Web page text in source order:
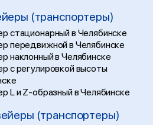
(транспортеры)
стационарный в Челябинске
передвижной в Челябинске
наклонный в Челябинске
с регулировкой высоты
L и Z-образный в Челябинске
(транспортеры)